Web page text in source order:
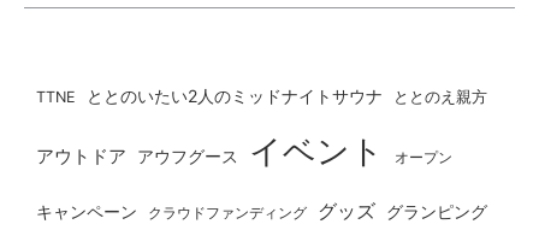
TTNE ととのいたい2人のミッドナイトサウナ ととのえ親方
アウトドア アウフグース イベント オープン
キャンペーン クラウドファンディング グッズ グランピング